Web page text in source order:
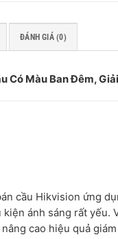
ĐÁNH GIÁ (0)
Có Màu Ban Đêm,
cầu Hikvision ứng
ánh sáng rất yếu.
cao hiệu quả